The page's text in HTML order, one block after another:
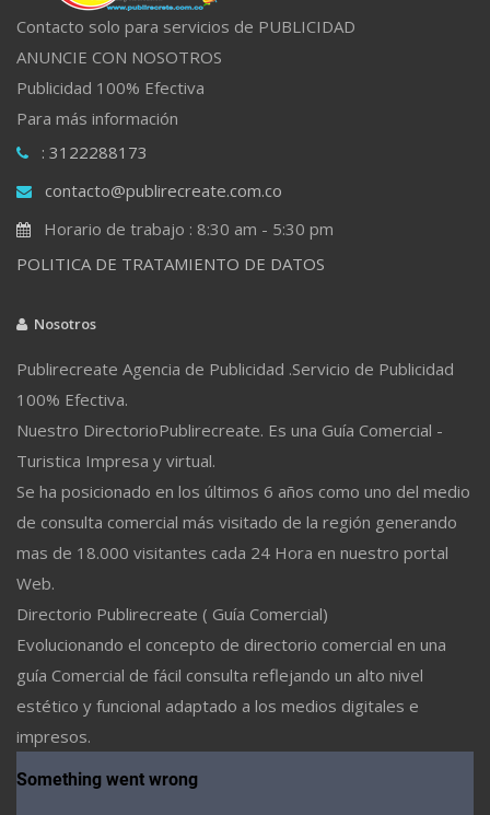
Contacto solo para servicios de PUBLICIDAD
ANUNCIE CON NOSOTROS
Publicidad 100% Efectiva
Para más información
: 3122288173
contacto@publirecreate.com.co
Horario de trabajo : 8:30 am - 5:30 pm
POLITICA DE TRATAMIENTO DE DATOS
Nosotros
Publirecreate Agencia de Publicidad .Servicio de Publicidad
100% Efectiva.
Nuestro DirectorioPublirecreate. Es una Guía Comercial -
Turistica Impresa y virtual.
Se ha posicionado en los últimos 6 años como uno del medio
de consulta comercial más visitado de la región generando
mas de 18.000 visitantes cada 24 Hora en nuestro portal
Web.
Directorio Publirecreate ( Guía Comercial)
Evolucionando el concepto de directorio comercial en una
guía Comercial de fácil consulta reflejando un alto nivel
estético y funcional adaptado a los medios digitales e
impresos.